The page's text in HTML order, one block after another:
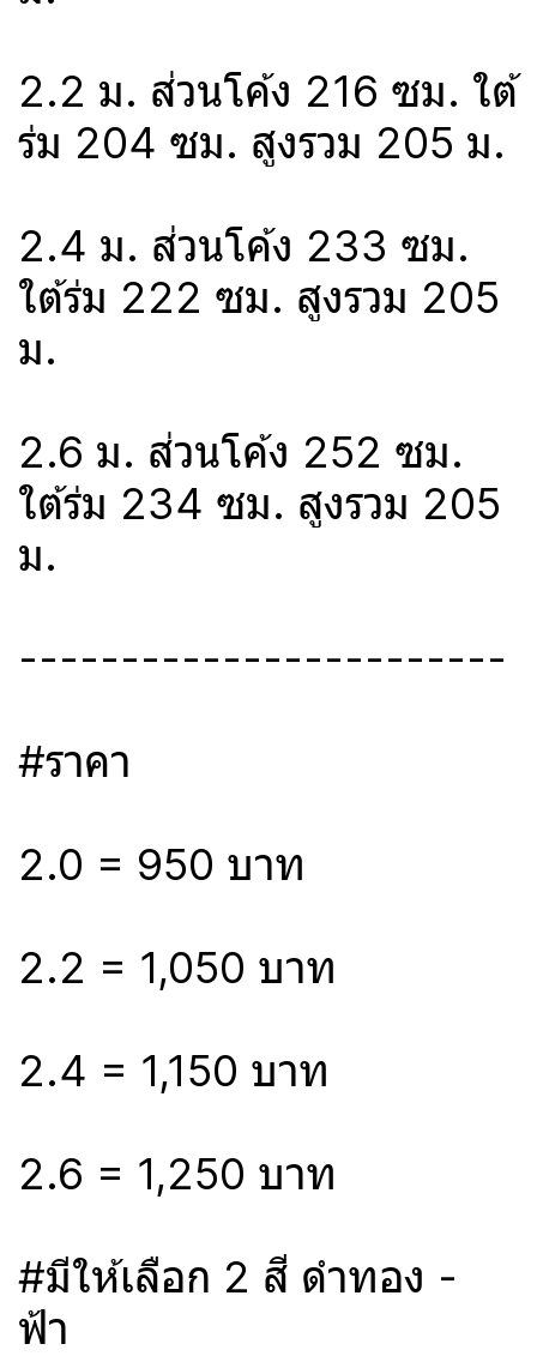
2.2 ม. ส่วนโค้ง 216 ซม. ใต้
ร่ม 204 ซม. สูงรวม 205 ม.
2.4 ม. ส่วนโค้ง 233 ซม.
ใต้ร่ม 222 ซม. สูงรวม 205
ม.
2.6 ม. ส่วนโค้ง 252 ซม.
ใต้ร่ม 234 ซม. สูงรวม 205
ม.
------------------------
#ราคา
2.0 = 950 บาท
2.2 = 1,050 บาท
2.4 = 1,150 บาท
2.6 = 1,250 บาท
#มีให้เลือก 2 สี ดำทอง -
ฟ้า